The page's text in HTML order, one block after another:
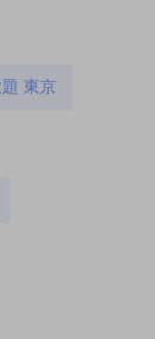
東京